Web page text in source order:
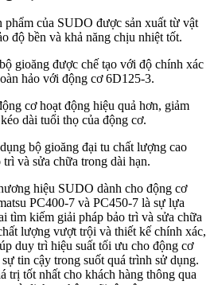
phẩm của SUDO được sản xuất từ vật
độ bền và khả năng chịu nhiệt tốt.
gioăng được chế tạo với độ chính xác
hảo với động cơ 6D125-3.
cơ hoạt động hiệu quả hơn, giảm
dài tuổi thọ của động cơ.
bộ gioăng đại tu chất lượng cao
và sửa chữa trong dài hạn.
hiệu SUDO dành cho động cơ
PC400-7 và PC450-7 là sự lựa
tìm kiếm giải pháp bảo trì và sửa chữa
lượng vượt trội và thiết kế chính xác,
duy trì hiệu suất tối ưu cho động cơ
tin cậy trong suốt quá trình sử dụng.
trị tốt nhất cho khách hàng thông qua